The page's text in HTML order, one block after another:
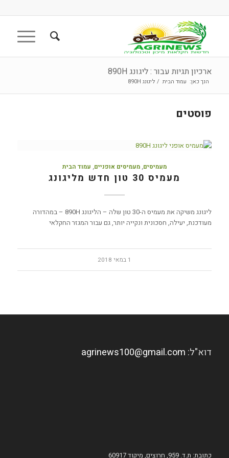
ארכיון תגיות עבור : ליגונג 890H
הנך כאן: עמוד הבית / ליגונג 890H
פוסטים
מעמיסים, מעמיסים אופניים, עמוד הבית
מעמיס 30 טון חדש מליגונג
ליגונג משיקה את מעמיס ה-30 טון שלה – הליגונג 890H – במהדורה
מעודכנת, יעילה, חסכונית ונקייה יותר, גם עבור המגזר החקלאי
1 במאי 2018
דוא"ל: agrinews100@gmail.com
כתובת: ת.ד. 959, חרוצים, מיקוד 60917